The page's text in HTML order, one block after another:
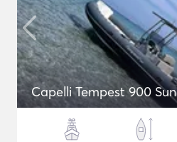
Capelli Tempest 900 Sun